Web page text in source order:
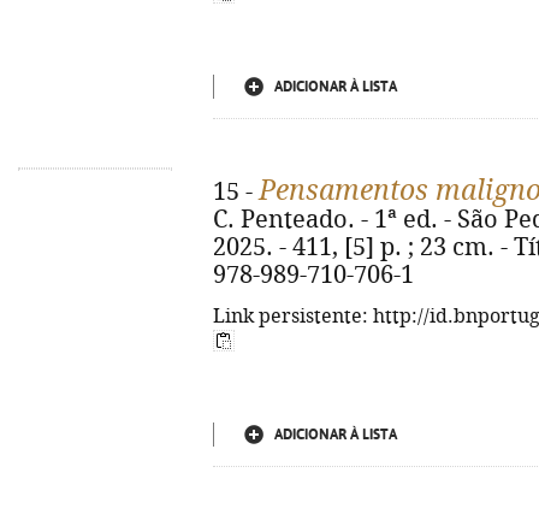
ADICIONAR À LISTA
15 -Pensamentos
C. Penteado. - 1ª ed. - São
2025. - 411, [5] p. ; 23 cm. -
978-989-710-706-1
Link persistente: http://
ADICIONAR À LISTA